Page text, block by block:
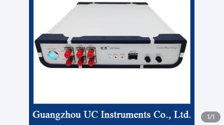
1/1